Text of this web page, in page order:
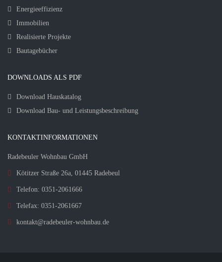
Energieeffizienz
Immobilien
Realisierte Projekte
Bautagebücher
DOWNLOADS ALS PDF
Download Hauskatalog
Download Bau- und Leistungsbeschreibung
KONTAKTINFORMATIONEN
Radebeuler Wohnbau GmbH
Kötitzer Straße 26a, 01445 Radebeul
Telefon: 0351-2061666
Telefax: 0351-2061667
kontakt@radebeuler-wohnbau.de